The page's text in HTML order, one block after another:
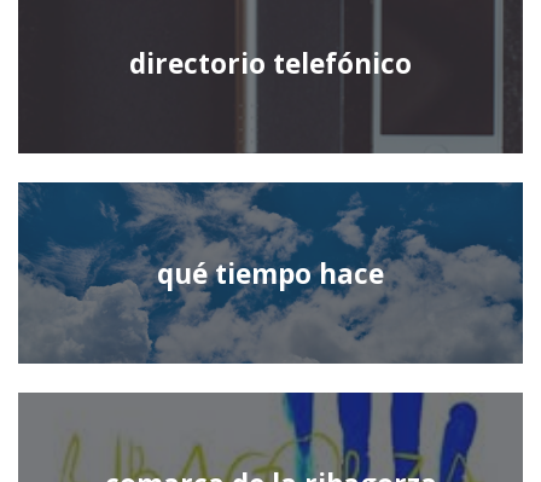
directorio telefónico
qué tiempo hace